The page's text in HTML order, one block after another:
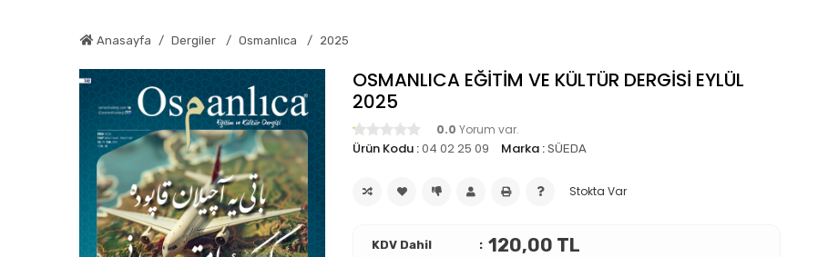
Anasayfa Dergiler Osmanlıca 2025
OSMANLICA EĞİTİM VE KÜLTÜR DERGİSİ EYLÜL
2025
0.0 Yorum var.
Ürün Kodu :04 02 25 09 Marka : SÜEDA
Stokta Var
KDV Dahil 120,00 TL